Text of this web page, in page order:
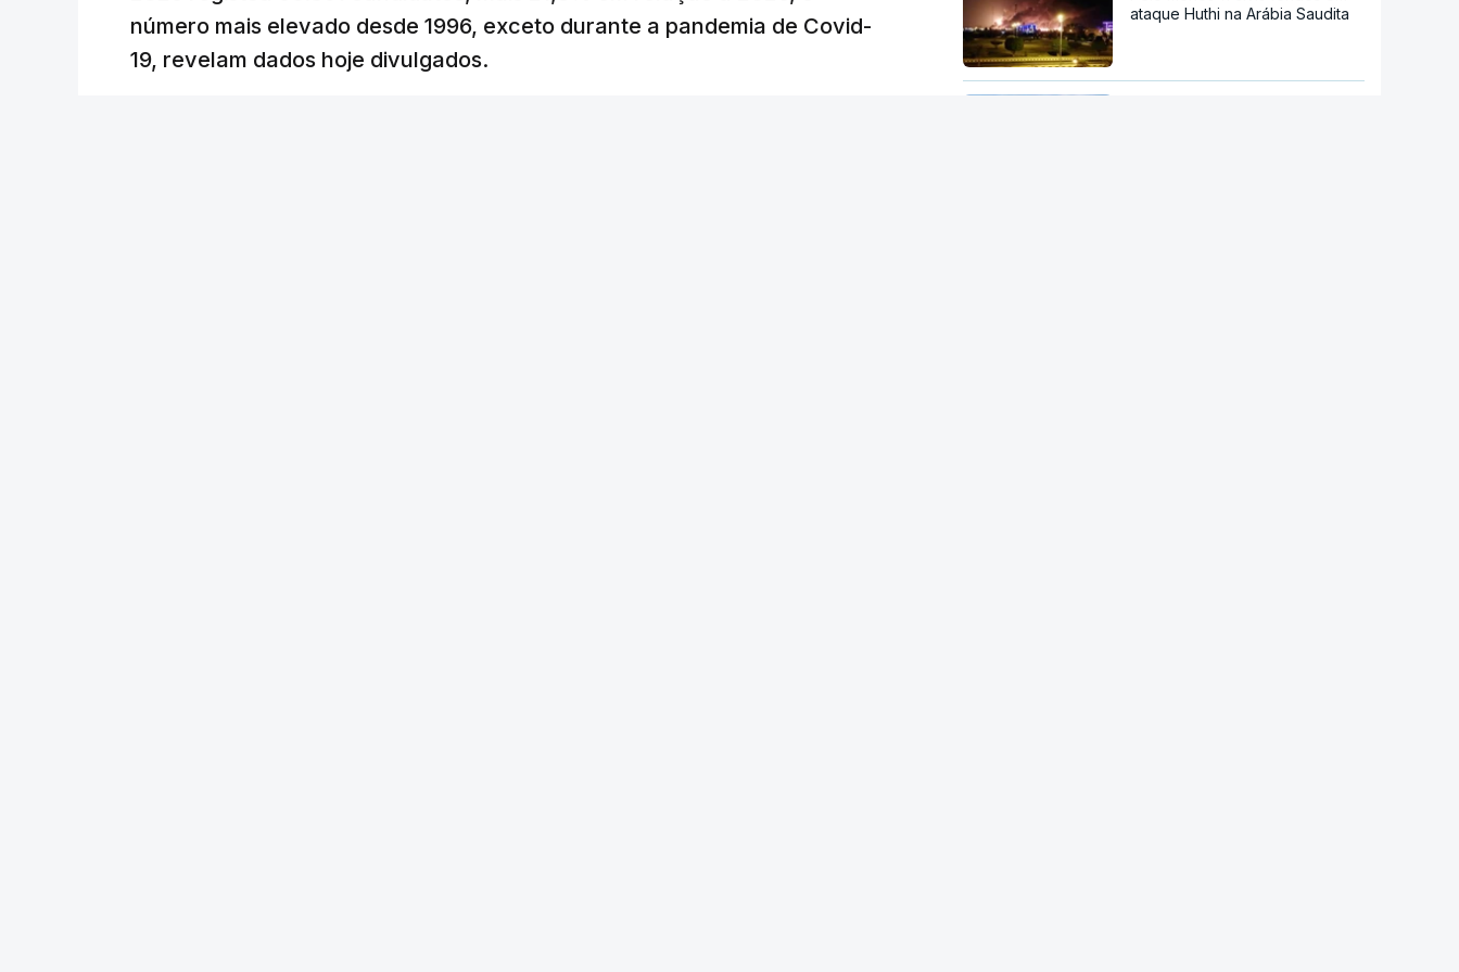
uma subida acentuada, tendência que deverá ser revertida na próxima semana.
número mais elevado desde 1996, exceto durante a pandemia de Covid-
19, revelam dados hoje divulgados.
ataque Huthi na Arábia Saudita